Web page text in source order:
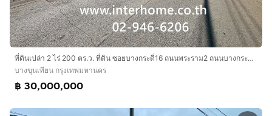
ที่ดินเปล่า 2 ไร่ 200 ตร.ว. ที่ดิน ซอยบางกระดี่16 ถนนพระราม2 ถนนบางกระดี่ เขตบางขุนเทียน กรุงเทพมหานคร
บางขุนเทียน กรุงเทพมหานคร
฿ 30,000,000